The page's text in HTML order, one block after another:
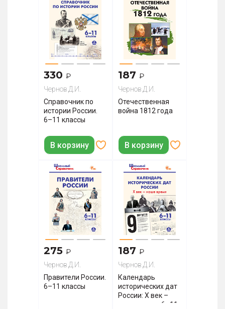
330 ₽
Чернов Д.И.
Справочник по
истории России.
6–11 классы
В корзину
187 ₽
Чернов Д.И.
Отечественная
война 1812 года
В корзину
275 ₽
Чернов Д.И.
Правители России.
6–11 классы
187 ₽
Чернов Д.И.
Календарь
исторических дат
России: X век –
наше время. 6–11